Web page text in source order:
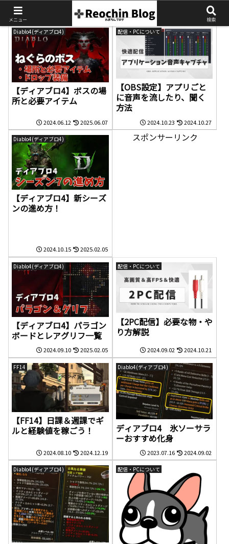
Diablo4(ディアブロ4)
【ディアブロ4】ボスの場
所と必要アイテム
2024.06.12 2025.06.07
配信・PCについて
【OBS設定】アプリごと
に音声を流したり、聞く
方法
2024.10.23 2024.10.27
Diablo4(ディアブロ4)
【ディアブロ4】新シーズ
ンの進め方！
2024.10.15 2025.02.05
スポンサーリンク
Diablo4(ディアブロ4)
【ディアブロ4】パラゴン
ボードとレアグリフ一覧
2024.09.10 2025.02.05
配信・PCについて
【2PC配信】必要な物・や
り方解説
2024.09.02 2024.10.21
FF14
【FF14】日課＆週課でギ
ルと経験値を稼ごう！
2024.08.10 2024.12.19
Diablo4(ディアブロ4)
ディアブロ4 氷ソーサラ
ーおすすめ化身
2023.07.16 2024.09.02
Diablo4(ディアブロ4) 配信・PCについて
メニュー 検索